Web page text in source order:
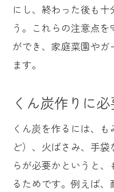
にし、終わった後も
う。これらの注意点
ができ、家庭菜園や
ます。
くん炭作りに
くん炭を作るには、
ど）、火ばさみ、手
らが必要かというと
るためです。例えば